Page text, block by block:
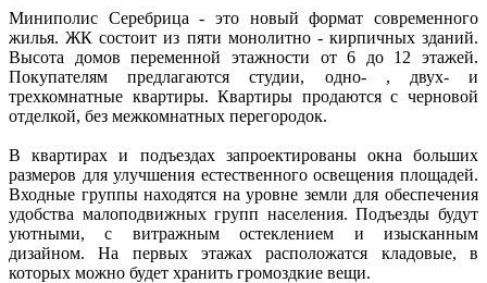
Миниполис Серебрица - это новый формат современного
жилья. ЖК состоит из пяти монолитно - кирпичных зданий.
Высота домов переменной этажности от 6 до 12 этажей.
Покупателям предлагаются студии, одно- , двух- и
трехкомнатные квартиры. Квартиры продаются с черновой
отделкой, без межкомнатных перегородок.
В квартирах и подъездах запроектированы окна больших
размеров для улучшения естественного освещения площадей.
Входные группы находятся на уровне земли для обеспечения
удобства малоподвижных групп населения. Подъезды будут
уютными, с витражным остеклением и изысканным
дизайном. На первых этажах расположатся кладовые, в
которых можно будет хранить громоздкие вещи.